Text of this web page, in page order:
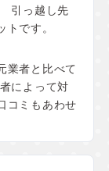
引っ越し先
です。
業者と比べて
によって対
コミもあわせ